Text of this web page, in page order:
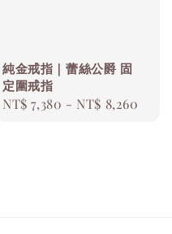
純金戒指｜蕾絲公爵 固
定圍戒指
Regular
NT$ 7,380 - NT$ 8,260